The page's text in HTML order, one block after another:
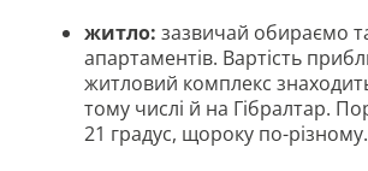
житло: зазвичай обираємо
апартаментів. Вартість
житловий комплекс
тому числі й на Гібралтар.
21 градус, щороку по-різному.